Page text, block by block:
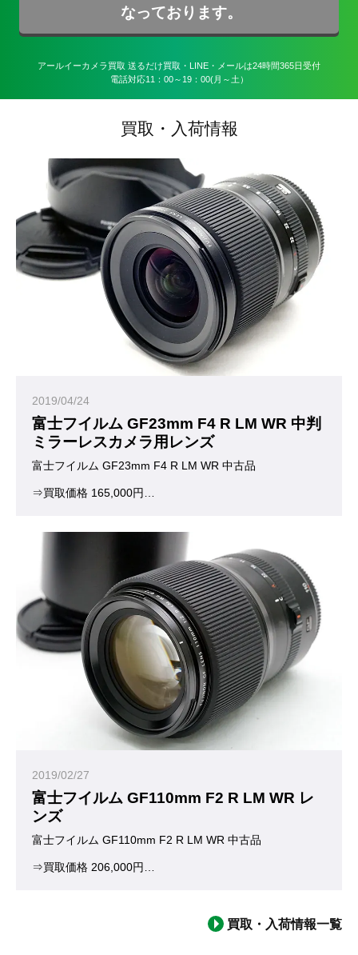
なっております。
アールイーカメラ買取 送るだけ買取・LINE・メールは24時間365日受付
電話対応11：00～19：00(月～土）
買取・入荷情報
2019/04/24
富士フイルム GF23mm F4 R LM WR 中判
ミラーレスカメラ用レンズ
富士フイルム GF23mm F4 R LM WR 中古品
⇒買取価格 165,000円
(※査定日当日の買取価格となります)
富士フイルム中判ミラーレスカメラ用レンズで最広角となる単
35mm換算18mm、99.9度の画角を持つ超広角レンズで、風景
非球面レンズ2枚、スーパーEDレンズ1枚、EDレンズ3枚と豪
またプロの過酷な撮影現場にも対応する、防塵防滴性能やマ
GFX 50SからはじまりレンジファインダースタイルのGFX
2019/02/27
富士フイルム GF110mm F2 R LM WR レ
ンズ
富士フイルム GF110mm F2 R LM WR 中古品
⇒買取価格 206,000円
(※査定日当日の買取価格となります) 買取・入荷情報一覧